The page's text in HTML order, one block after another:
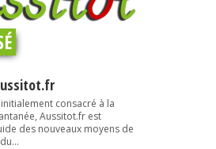
consacré à la
Aussitot.fr est
des nouveaux moyens de